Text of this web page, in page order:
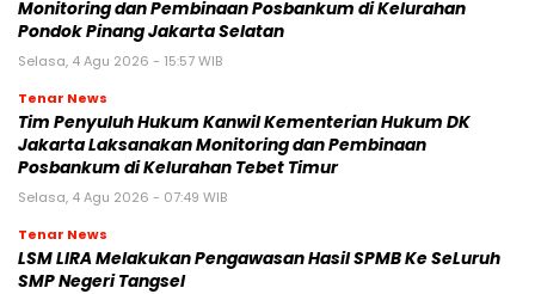
Monitoring dan Pembinaan Posbankum di Kelurahan
Pondok Pinang Jakarta Selatan
Selasa, 4 Agu 2026 - 15:57 WIB
Tenar News
Tim Penyuluh Hukum Kanwil Kementerian Hukum DK
Jakarta Laksanakan Monitoring dan Pembinaan
Posbankum di Kelurahan Tebet Timur
Selasa, 4 Agu 2026 - 07:49 WIB
Tenar News
LSM LIRA Melakukan Pengawasan Hasil SPMB Ke SeLuruh
SMP Negeri Tangsel